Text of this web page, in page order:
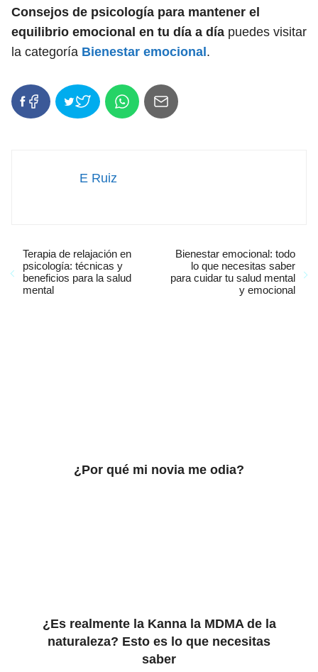
Consejos de psicología para mantener el
equilibrio emocional en tu día a día puedes visitar
la categoría Bienestar emocional .
E Ruiz
Terapia de relajación en
psicología: técnicas y
beneficios para la salud
mental
Bienestar emocional: todo
lo que necesitas saber
para cuidar tu salud mental
y emocional
¿Por qué mi novia me odia?
¿Es realmente la Kanna la MDMA de la
naturaleza? Esto es lo que necesitas
saber